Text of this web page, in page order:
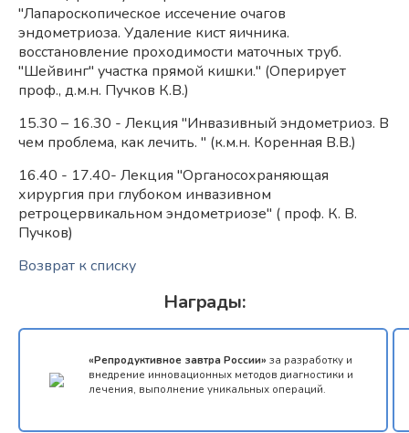
Награды:
«Репродуктивное завтра России» за разработку и
внедрение инновационных методов диагностики и
лечения, выполнение уникальных операций.
"Лапароскопическое иссечение очагов
эндометриоза. Удаление кист яичника.
восстановление проходимости маточных труб.
"Шейвинг" участка прямой кишки." (Оперирует
проф., д.м.н. Пучков К.В.)
15.30 – 16.30 - Лекция "Инвазивный эндометриоз. В
чем проблема, как лечить. " (к.м.н. Коренная В.В.)
16.40 - 17.40- Лекция "Органосохраняющая
хирургия при глубоком инвазивном
ретроцервикальном эндометриозе" ( проф. К. В.
Пучков)
Возврат к списку